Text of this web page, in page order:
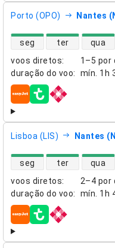
Porto (OPO) Nantes
voos diretos:
1–5 por
duração do voo: mín. 1h
disponibilidade de voos
seg ter qua
companhias aéreas
Lisboa (LIS) Nantes
voos diretos:
2–4 por
duração do voo: mín. 1h
disponibilidade de voos
seg ter qua
companhias aéreas